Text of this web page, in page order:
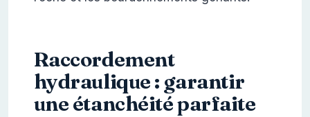
Raccordement
hydraulique : garantir
une étanchéité parfaite